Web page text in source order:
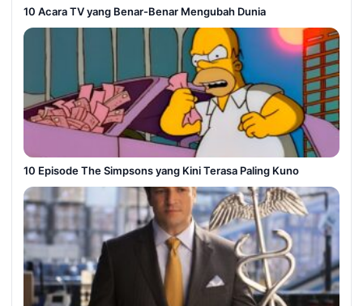
10 Acara TV yang Benar-Benar Mengubah Dunia
10 Episode The Simpsons yang Kini Terasa Paling Kuno